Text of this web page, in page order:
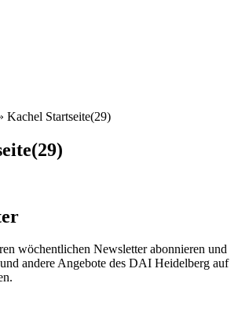
Kachel Startseite(29)
wöchentlichen Newsletter abonnieren und
andere Angebote des DAI Heidelberg auf